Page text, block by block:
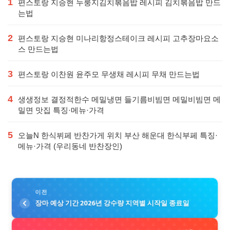
편스토랑 지승현 누룽지김치볶음밥 레시피 김치볶음밥 만드
는법
2
편스토랑 지승현 미나리항정스테이크 레시피 고추장마요소
스 만드는법
3 편스토랑 이찬원 윤주모 무생채 레시피 무채 만드는법
4 생생정보 결정적한수 메밀냉면 들기름비빔면 메밀비빔면 메
밀면 맛집 특징·메뉴·가격
5
오늘N 한식뷔페 반찬가게 위치 부산 해운대 한식부페 특징·
메뉴·가격 (우리동네 반찬장인)
이전
장마 예상 기간 2026년 강수량 지역별 시작일 종료일